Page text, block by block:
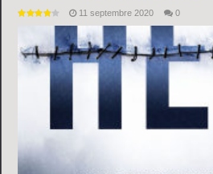
11 septembre 2020 0